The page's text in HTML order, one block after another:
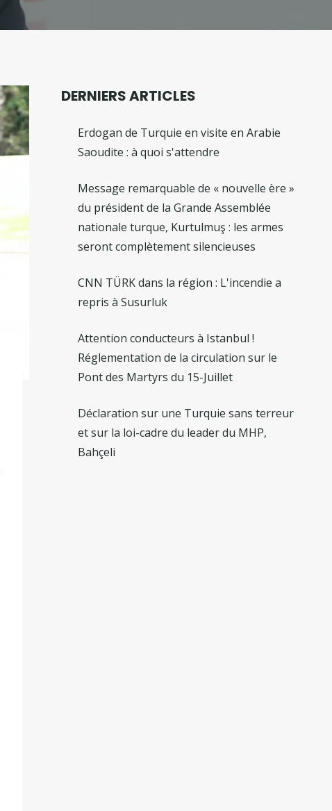
DERNIERS ARTICLES
Erdogan de Turquie en visite en Arabie
Saoudite : à quoi s'attendre
Message remarquable de « nouvelle ère »
du président de la Grande Assemblée
nationale turque, Kurtulmuş : les armes
seront complètement silencieuses
CNN TÜRK dans la région : L'incendie a
repris à Susurluk
Attention conducteurs à Istanbul !
Réglementation de la circulation sur le
Pont des Martyrs du 15-Juillet
Déclaration sur une Turquie sans terreur
et sur la loi-cadre du leader du MHP,
Bahçeli